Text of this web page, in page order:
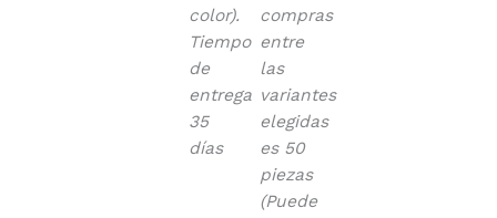
color).
Tiempo
de
entrega
35
días
compras
entre
las
variantes
elegidas
es 50
piezas
(Puede